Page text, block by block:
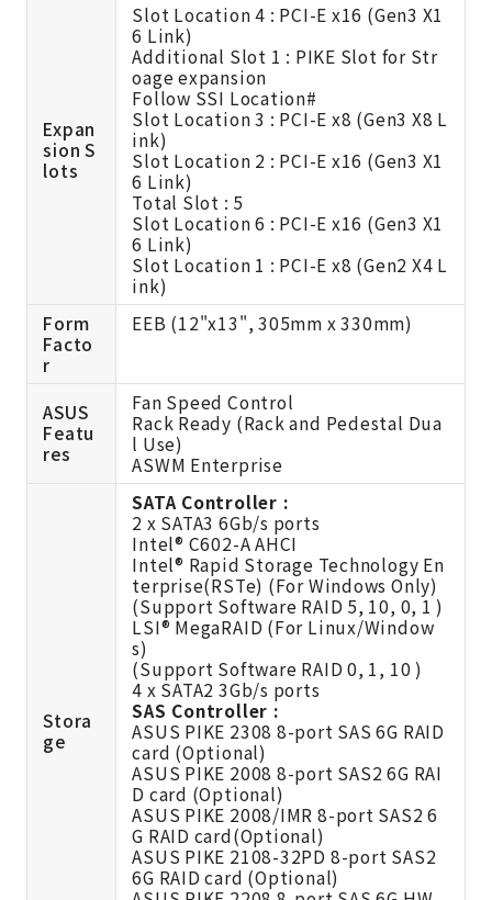
Expan
sion S
lots
Slot Location 4 : PCI-E x16 (Gen3 X1
6 Link)
Additional Slot 1 : PIKE Slot for Str
oage expansion
Follow SSI Location#
Slot Location 3 : PCI-E x8 (Gen3 X8 L
ink)
Slot Location 2 : PCI-E x16 (Gen3 X1
6 Link)
Total Slot : 5
Slot Location 6 : PCI-E x16 (Gen3 X1
6 Link)
Slot Location 1 : PCI-E x8 (Gen2 X4 L
ink)
Form
Facto
r
EEB (12"x13", 305mm x 330mm)
ASUS
Featu
res
Fan Speed Control
Rack Ready (Rack and Pedestal Dua
l Use)
ASWM Enterprise
Stora
ge
SATA Controller :
2 x SATA3 6Gb/s ports
Intel® C602-A AHCI
Intel® Rapid Storage Technology En
terprise(RSTe) (For Windows Only)
(Support Software RAID 5, 10, 0, 1 )
LSI® MegaRAID (For Linux/Window
s)
(Support Software RAID 0, 1, 10 )
4 x SATA2 3Gb/s ports
SAS Controller :
ASUS PIKE 2308 8-port SAS 6G RAID
card (Optional)
ASUS PIKE 2008 8-port SAS2 6G RAI
D card (Optional)
ASUS PIKE 2008/IMR 8-port SAS2 6
G RAID card(Optional)
ASUS PIKE 2108-32PD 8-port SAS2
6G RAID card (Optional)